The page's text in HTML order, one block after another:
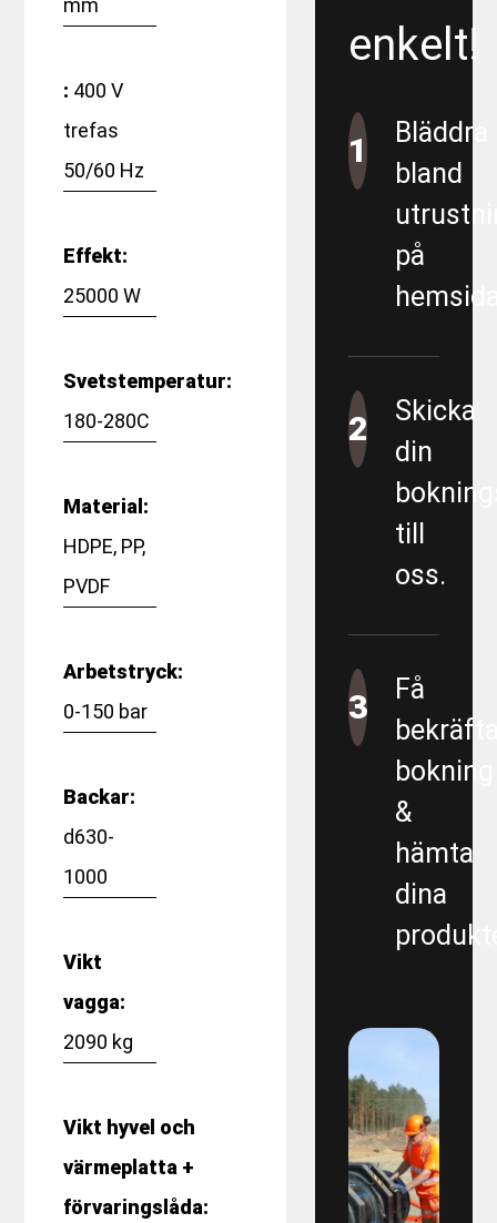
mm
: 400 V
trefas
50/60 Hz
Effekt:
25000 W
Svetstemperatur:
180-280C
Material:
HDPE, PP,
PVDF
Arbetstryck:
0-150 bar
Backar:
d630-
1000
Vikt
vagga:
2090 kg
Vikt hyvel och
värmeplatta +
förvaringslåda:
enkelt!
1
Bläddra
bland
på
2
Skicka
din
till
oss.
3
Få
bokning
&
hämta
dina